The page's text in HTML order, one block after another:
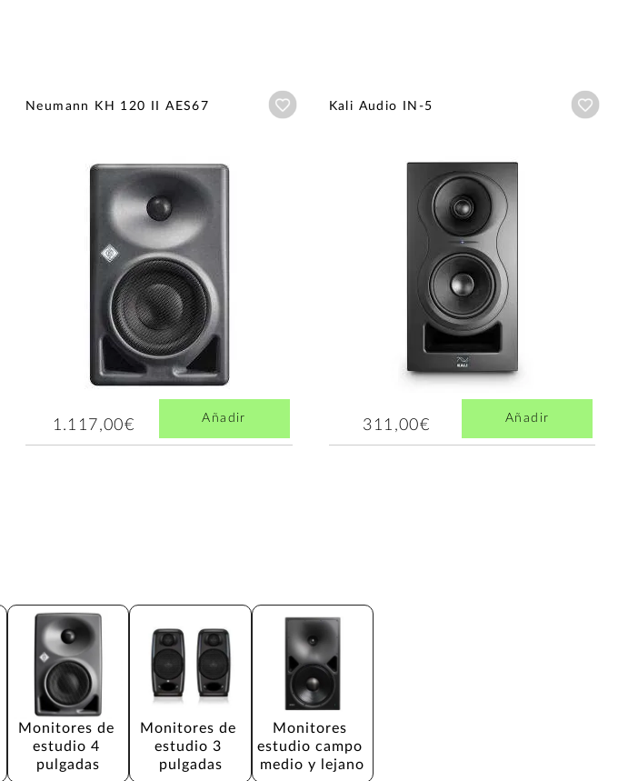
Añadir a wishlist
Neumann KH 120 II AES67 Añadir a wishlist
1.117,00€ Añadir
Kali Audio IN-5
311,00€ Añadir
Monitores de
estudio 4
pulgadas
Monitores de
estudio 3
pulgadas
Monitores
estudio campo
medio y lejano